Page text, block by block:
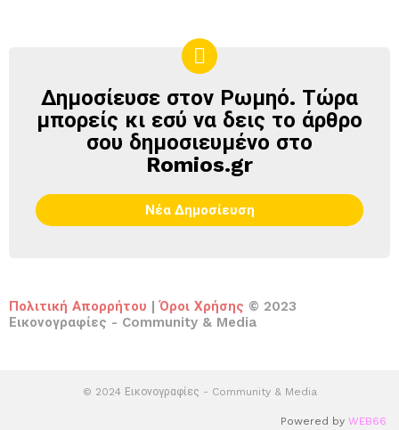
ΔΗΜΟΣΊΕΥΣΕ
ΣΤΟΝ
ΡΩΜΗΌ
Δημοσίευσε στον Ρωμηό. Τώρα
μπορείς κι εσύ να δεις το άρθρο
σου δημοσιευμένο στο
Romios.gr
Νέα Δημοσίευση
Πολιτική Απορρήτου | Όροι Χρήσης © 2023
Εικονογραφίες - Community & Media
© 2024 Εικονογραφίες - Community & Media
Powered by WEB66